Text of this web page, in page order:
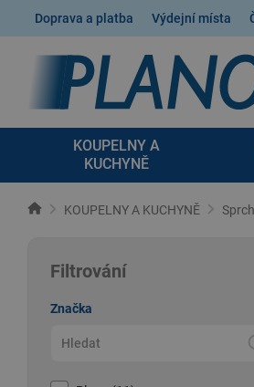
Doprava a platba Výdejní místa
KOUPELNY A
KUCHYNĚ
KOUPELNY A KUCHYNĚ
Filtrování
Značka